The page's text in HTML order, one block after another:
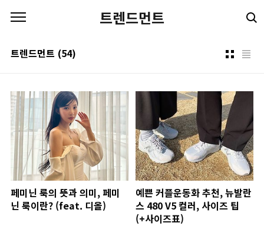
트렌드먼트
트렌드먼트 (54)
페미닌 룩의 뜻과 의미, 페미
닌 룩이란? (feat. 디올)
예쁜 커플운동화 추천, 뉴발란
스 480 V5 컬러, 사이즈 팁
(+사이즈표)